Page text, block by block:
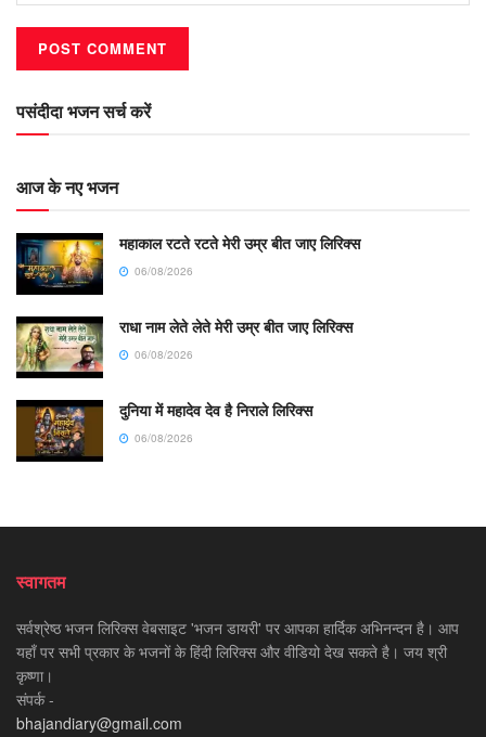
पसंदीदा भजन सर्च करें
आज के नए भजन
महाकाल रटते रटते मेरी उम्र बीत जाए लिरिक्स
06/08/2026
राधा नाम लेते लेते मेरी उम्र बीत जाए लिरिक्स
06/08/2026
दुनिया में महादेव देव है निराले लिरिक्स
06/08/2026
स्वागतम
सर्वश्रेष्ठ भजन लिरिक्स वेबसाइट 'भजन डायरी' पर आपका हार्दिक अभिनन्दन है। आप
यहाँ पर सभी प्रकार के भजनों के हिंदी लिरिक्स और वीडियो देख सकते है। जय श्री
कृष्णा।
संपर्क -
bhajandiary@gmail.com